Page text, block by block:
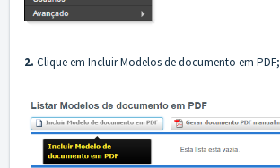
2. Clique em Incluir Modelos de documento em PDF;